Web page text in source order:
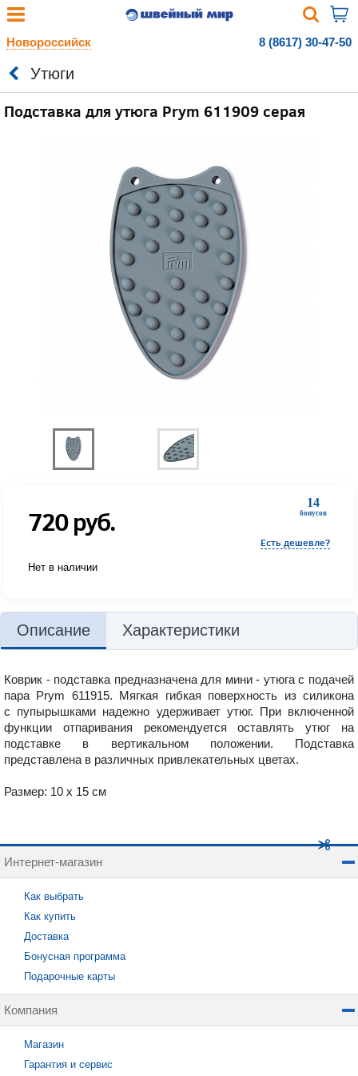
Новороссийск 8 (8617) 30-47-50
Утюги
Подставка для утюга Prym 611909 серая
14
бонусов
720руб.
Есть дешевле?
Нет в наличии
Описание Характеристики
Коврик - подставка предназначена для мини - утюга с подачей
пара Prym 611915. Мягкая гибкая поверхность из силикона
с пупырышками надежно удерживает утюг. При включенной
функции отпаривания рекомендуется оставлять утюг на
подставке в вертикальном положении. Подставка
представлена в различных привлекательных цветах.
Размер: 10 х 15 см
Интернет-магазин
Как выбрать
Как купить
Доставка
Бонусная программа
Подарочные карты
Компания
Магазин
Гарантия и сервис